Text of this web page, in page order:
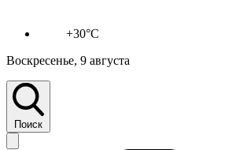
+30°C
Воскресенье, 9 августа
Поиск